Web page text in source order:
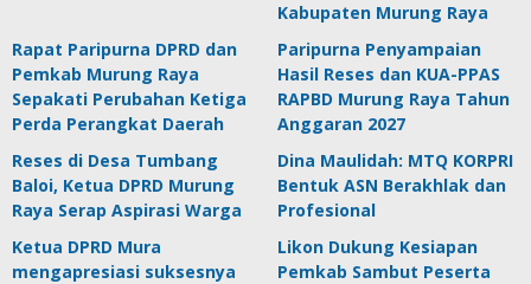
Kabupaten Murung Raya
Rapat Paripurna DPRD dan
Pemkab Murung Raya
Sepakati Perubahan Ketiga
Perda Perangkat Daerah
Paripurna Penyampaian
Hasil Reses dan KUA-PPAS
RAPBD Murung Raya Tahun
Anggaran 2027
Reses di Desa Tumbang
Baloi, Ketua DPRD Murung
Raya Serap Aspirasi Warga
Dina Maulidah: MTQ KORPRI
Bentuk ASN Berakhlak dan
Profesional
Ketua DPRD Mura
mengapresiasi suksesnya
Likon Dukung Kesiapan
Pemkab Sambut Peserta